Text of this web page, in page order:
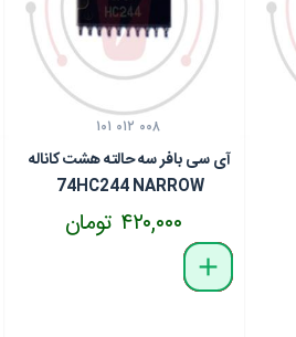
۱۰۱ ۰۱۲ ۰۰۸
آی سی بافر سه حالته هشت کاناله
74HC244 NARROW
۴۲۰,۰۰۰ تومان
delete
remove
add